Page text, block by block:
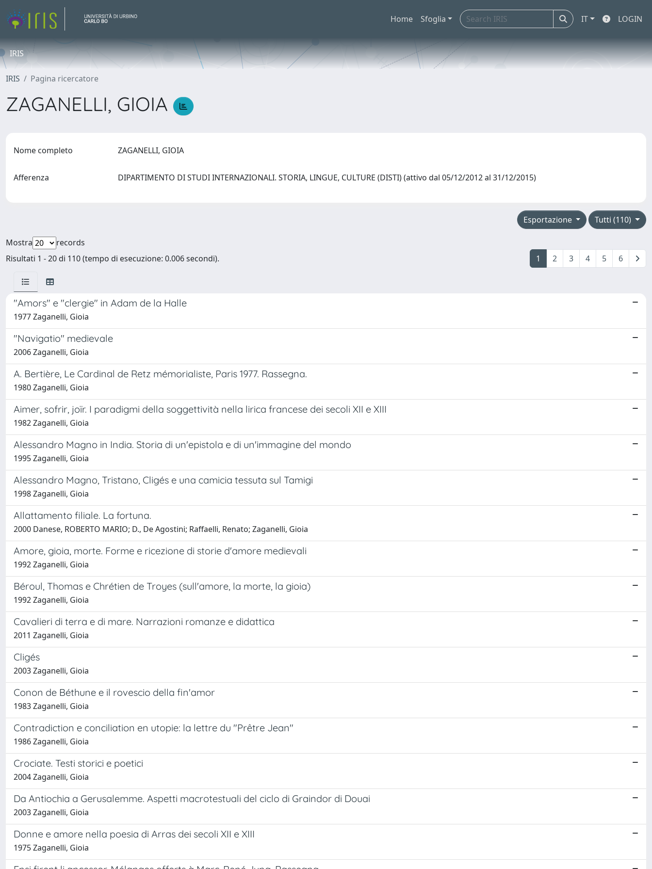
Home Sfoglia IT LOGIN
IRIS
IRIS Pagina ricercatore
ZAGANELLI, GIOIA
Nome completo ZAGANELLI, GIOIA
Afferenza DIPARTIMENTO DI STUDI INTERNAZIONALI. STORIA, LINGUE, CULTURE (DISTI) (attivo dal 05/12/2012 al 31/12/2015)
Tutti (110)
Esportazione
Mostra
records
Risultati 1 - 20 di 110 (tempo di esecuzione: 0.006 secondi).
1 2 3 4 5 6
"Amors" e "clergie" in Adam de la Halle
1977 Zaganelli, Gioia
"Navigatio" medievale
2006 Zaganelli, Gioia
A. Bertière, Le Cardinal de Retz mémorialiste, Paris 1977. Rassegna.
1980 Zaganelli, Gioia
Aimer, sofrir, joïr. I paradigmi della soggettività nella lirica francese dei secoli XII e XIII
1982 Zaganelli, Gioia
Alessandro Magno in India. Storia di un'epistola e di un'immagine del mondo
1995 Zaganelli, Gioia
Alessandro Magno, Tristano, Cligés e una camicia tessuta sul Tamigi
1998 Zaganelli, Gioia
Allattamento filiale. La fortuna.
2000 Danese, ROBERTO MARIO; D., De Agostini; Raffaelli, Renato; Zaganelli, Gioia
Amore, gioia, morte. Forme e ricezione di storie d'amore medievali
1992 Zaganelli, Gioia
Béroul, Thomas e Chrétien de Troyes (sull'amore, la morte, la gioia)
1992 Zaganelli, Gioia
Cavalieri di terra e di mare. Narrazioni romanze e didattica
2011 Zaganelli, Gioia
Cligés
2003 Zaganelli, Gioia
Conon de Béthune e il rovescio della fin'amor
1983 Zaganelli, Gioia
Contradiction e conciliation en utopie: la lettre du "Prêtre Jean"
1986 Zaganelli, Gioia
Crociate. Testi storici e poetici
2004 Zaganelli, Gioia
Da Antiochia a Gerusalemme. Aspetti macrotestuali del ciclo di Graindor di Douai
2003 Zaganelli, Gioia
Donne e amore nella poesia di Arras dei secoli XII e XIII
1975 Zaganelli, Gioia